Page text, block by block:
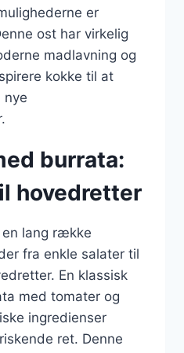
er
ost har virkelig
madlavning og
kokke til at
nye
burrata:
hovedretter
en lang række
fra enkle salater til
En klassisk
med tomater og
ingredienser
ret. Denne